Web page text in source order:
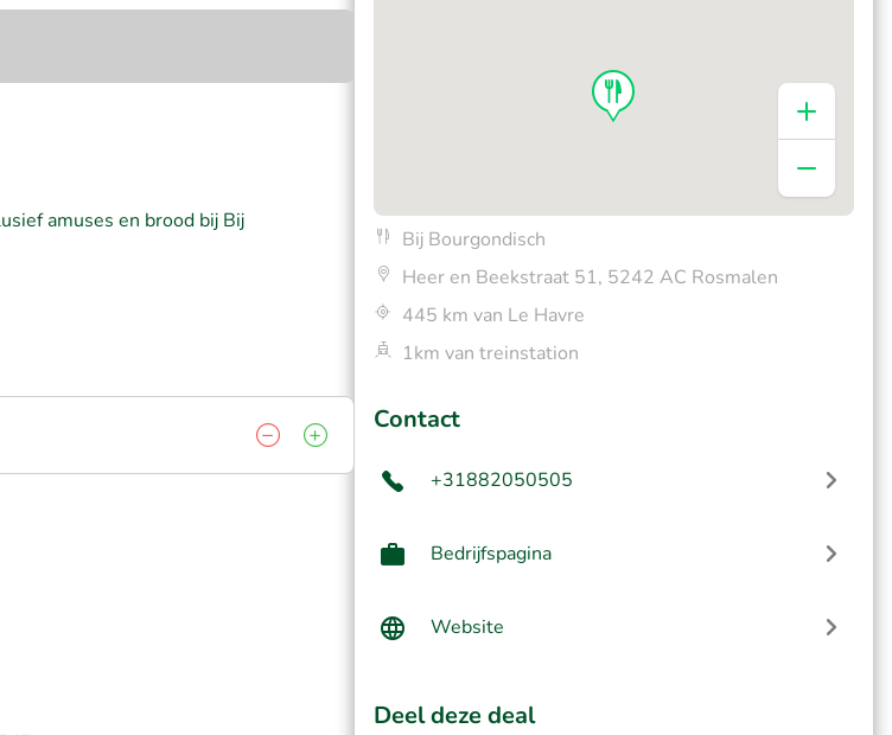
amuses en brood bij Bij
Bij Bourgondisch
Heer en Beekstraat 51, 5242 AC Rosmalen
445 km van Le Havre
1km van treinstation
Contact
+31882050505
Bedrijfspagina
Website
Deel deze deal